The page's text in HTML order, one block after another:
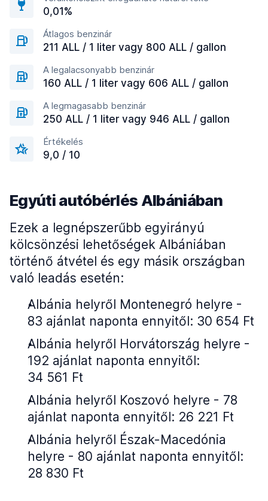
0,01%
Átlagos benzinár
211 ALL / 1 liter vagy 800 ALL / gallon
A legalacsonyabb benzinár
160 ALL / 1 liter vagy 606 ALL / gallon
A legmagasabb benzinár
250 ALL / 1 liter vagy 946 ALL / gallon
Értékelés
9,0 / 10
Egyúti autóbérlés Albániában
Ezek a legnépszerűbb egyirányú
kölcsönzési lehetőségek Albániában
történő átvétel és egy másik országban
való leadás esetén:
Albánia helyről Montenegró helyre -
83 ajánlat naponta ennyitől: 30 654 Ft
Albánia helyről Horvátország helyre -
192 ajánlat naponta ennyitől:
34 561 Ft
Albánia helyről Koszovó helyre - 78
ajánlat naponta ennyitől: 26 221 Ft
Albánia helyről Észak-Macedónia
helyre - 80 ajánlat naponta ennyitől:
28 830 Ft